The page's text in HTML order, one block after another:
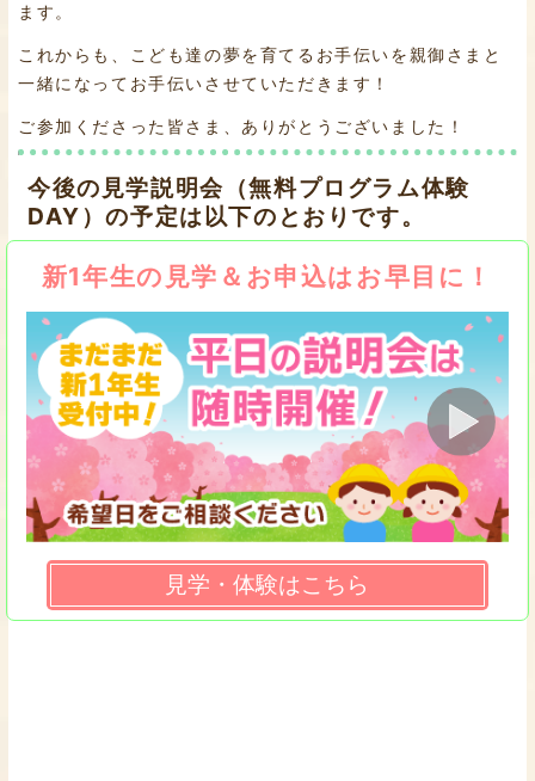
ます。
これからも、こども達の夢を育てるお手伝いを親御さまと
一緒になってお手伝いさせていただきます！
ご参加くださった皆さま、ありがとうございました！
今後の見学説明会（無料プログラム体験
DAY）の予定は以下のとおりです。
新1年生の見学＆お申込はお早目に！
見学・体験はこちら